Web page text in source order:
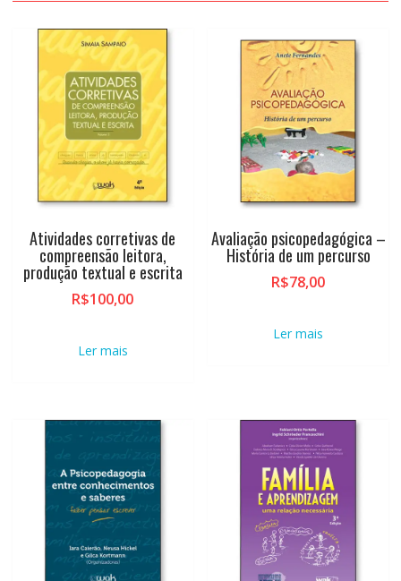
Atividades corretivas de
compreensão leitora,
produção textual e escrita
R$100,00
Ler mais
Avaliação psicopedagógica –
História de um percurso
R$78,00
Ler mais